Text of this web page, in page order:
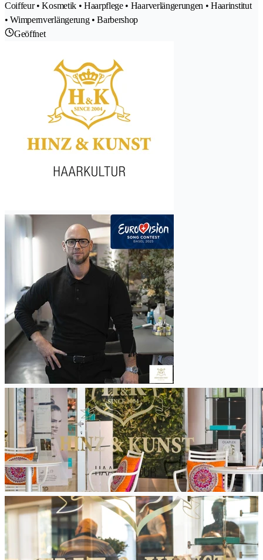
Coiffeur • Kosmetik • Haarpflege • Haarverlängerungen • Haarinstitut
• Wimpernverlängerung • Barbershop
Geöffnet